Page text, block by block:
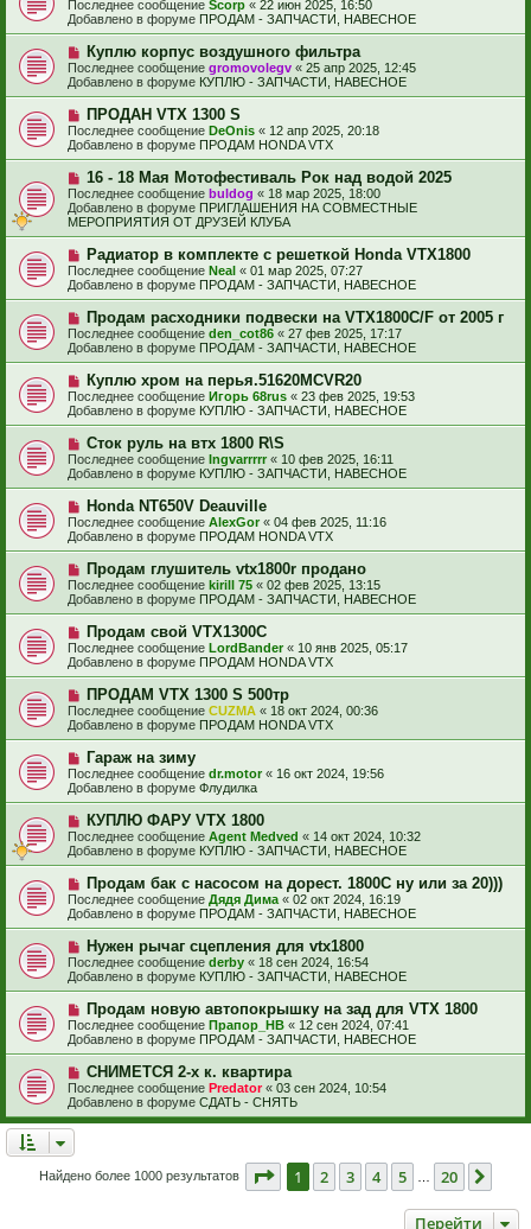
н
и
е
о
о
б
щ
е
н
и
е
в
е
с
о
о
б
щ
е
н
и
е
Последнее сообщение Scorp « 22 июн 2025, 16:50
Добавлено в форуме ПРОДАМ - ЗАПЧАСТИ, НАВЕСНОЕ
Н
о
в
е
с
о
о
б
щ
е
н
и
е
Куплю корпус воздушного фильтра
Последнее сообщение gromovolegv « 25 апр 2025, 12:45
Добавлено в форуме КУПЛЮ - ЗАПЧАСТИ, НАВЕСНОЕ
Н
о
в
с
о
о
б
щ
н
и
е
ПРОДАН VTX 1300 S
Последнее сообщение DeOnis « 12 апр 2025, 20:18
Добавлено в форуме ПРОДАМ HONDA VTX
Н
о
в
о
с
о
о
б
щ
н
и
е
16 - 18 Мая Мотофестиваль Рок над водой 2025
Последнее сообщение buldog « 18 мар 2025, 18:00
Добавлено в форуме ПРИГЛАШЕНИЯ НА СОВМЕСТНЫЕ
МЕРОПРИЯТИЯ ОТ ДРУЗЕЙ КЛУБА
Н
о
в
е
с
о
о
б
щ
е
н
и
е
Радиатор в комплекте с решеткой Honda VTX1800
Последнее сообщение Neal « 01 мар 2025, 07:27
Добавлено в форуме ПРОДАМ - ЗАПЧАСТИ, НАВЕСНОЕ
Н
о
в
е
с
о
о
б
щ
е
н
и
е
Продам расходники подвески на VTX1800C/F от 2005 г
Последнее сообщение den_cot86 « 27 фев 2025, 17:17
Добавлено в форуме ПРОДАМ - ЗАПЧАСТИ, НАВЕСНОЕ
Н
о
в
с
о
о
б
щ
е
н
и
е
Куплю хром на перья.51620MCVR20
Последнее сообщение Игорь 68rus « 23 фев 2025, 19:53
Добавлено в форуме КУПЛЮ - ЗАПЧАСТИ, НАВЕСНОЕ
Н
о
в
е
с
о
о
б
щ
е
н
и
е
Сток руль на втх 1800 R\S
Последнее сообщение Ingvarrrrr « 10 фев 2025, 16:11
Добавлено в форуме КУПЛЮ - ЗАПЧАСТИ, НАВЕСНОЕ
Н
о
в
е
с
о
о
б
щ
е
н
и
е
Honda NT650V Deauville
Последнее сообщение AlexGor« 04 фев 2025, 11:16
Добавлено в форуме ПРОДАМ HONDA VTX
Н
о
в
е
с
о
о
б
щ
е
н
и
е
Продам глушитель vtx1800r продано
Последнее сообщение kirill 75 « 02 фев 2025, 13:15
Добавлено в форуме ПРОДАМ - ЗАПЧАСТИ, НАВЕСНОЕ
Н
о
в
е
с
о
о
б
щ
е
н
и
е
Продам свой VTX1300C
Последнее сообщение LordBander« 10 янв 2025, 05:17
Добавлено в форуме ПРОДАМ HONDA VTX
Н
о
в
е
с
о
о
б
щ
е
н
и
е
ПРОДАМ VTX 1300 S 500тр
Последнее сообщение CUZMA « 18 окт 2024, 00:36
Добавлено в форуме ПРОДАМ HONDA VTX
Н
о
в
е
с
о
о
б
щ
е
н
и
е
Гараж на зиму
Последнее сообщение dr.motor« 16 окт 2024, 19:56
Добавлено в форуме Флудилка
Н
о
в
е
с
о
о
б
щ
е
н
и
е
КУПЛЮ ФАРУ VTX 1800
Последнее сообщение Agent Medved « 14 окт 2024, 10:32
Добавлено в форуме КУПЛЮ - ЗАПЧАСТИ, НАВЕСНОЕ
Н
о
в
е
с
о
о
б
щ
е
н
и
е
Продам бак с насосом на дорест. 1800С ну или за 20)))
Последнее сообщение Дядя Дима « 02 окт 2024, 16:19
Добавлено в форуме ПРОДАМ - ЗАПЧАСТИ, НАВЕСНОЕ
Н
о
в
е
с
о
о
б
щ
е
н
и
Нужен рычаг сцепления для vtx1800
Последнее сообщение derby « 18 сен 2024, 16:54
Добавлено в форуме КУПЛЮ - ЗАПЧАСТИ, НАВЕСНОЕ
Н
о
в
с
о
о
б
и
Продам новую автопокрышку на зад для VTX 1800
Последнее сообщение Прапор_НВ « 12 сен 2024, 07:41
Добавлено в форуме ПРОДАМ - ЗАПЧАСТИ, НАВЕСНОЕ
Н
о
в
е
б
СНИМЕТСЯ 2-х к. квартира
Последнее сообщение Predator« 03 сен 2024, 10:54
Добавлено в форуме СДАТЬ - СНЯТЬ
Найдено более 1000 результатов Страница из 20
1 2 3 4 5 20
Перейти